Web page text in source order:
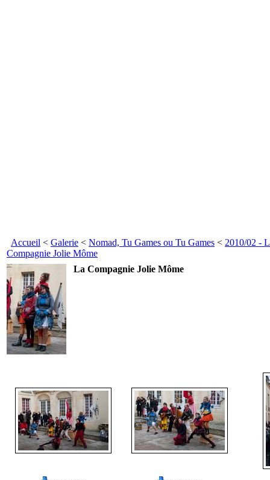
Accueil < Galerie < Nomad, Tu Games ou Tu Games < 2010/02 -
Compagnie Jolie Môme
La Compagnie Jolie Môme